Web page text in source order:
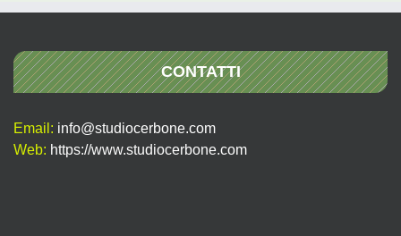
CONTATTI
Email: info@studiocerbone.com
Web: https://www.studiocerbone.com